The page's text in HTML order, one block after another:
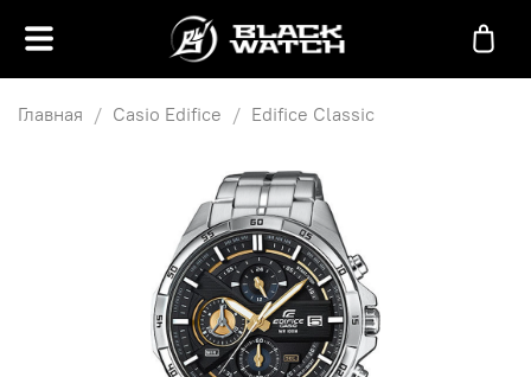
Главная Casio Edifice Edifice Classic